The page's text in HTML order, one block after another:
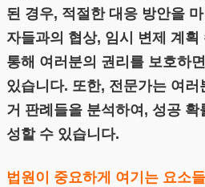
된 경우, 적절한 대응 방안을
자들과의 협상, 임시 변제 계
통해 여러분의 권리를 보호하
있습니다. 또한, 전문가는 여
거 판례들을 분석하여, 성공
성할 수 있습니다.
법원이 중요하게 여기는 요소